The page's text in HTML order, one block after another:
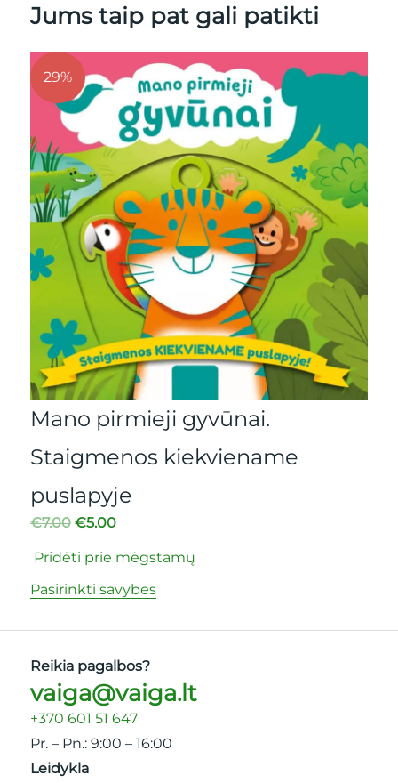
Jums taip pat gali patikti
gyvūnai.
kiekviename
mėgstamų
71%
Reikia pagalbos?
vaiga@vaiga.lt
+370 601 51 647
Pr. – Pn.: 9:00 – 16:00
Leidykla